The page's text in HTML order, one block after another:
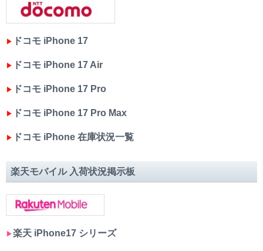
▶︎ ドコモ iPhone 17
▶︎ ドコモ iPhone 17 Air
▶︎ ドコモ iPhone 17 Pro
▶︎ ドコモ iPhone 17 Pro Max
▶︎ ドコモ iPhone 在庫状況一覧
楽天モバイル 入荷状況掲示板
▶︎楽天 iPhone17 シリーズ